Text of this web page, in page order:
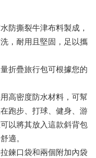
防撕裂牛津布料製成，
，耐用且堅固，足以攜
折疊旅行包可根據您的
高密度防水材料，可幫
跑步、打球、健身、游
以將其放入這款斜背包
適。
鍊口袋和兩個附加內袋